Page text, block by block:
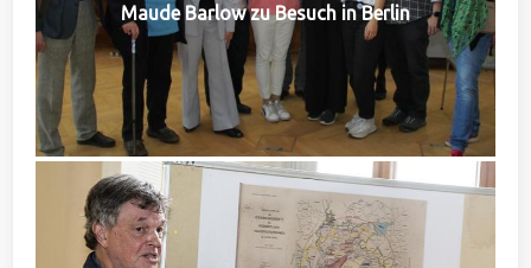
Maude Barlow zu Besuch in Berlin